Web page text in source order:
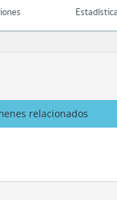
relacionados